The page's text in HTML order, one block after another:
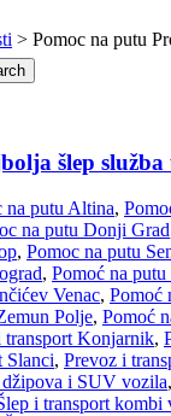
> Pomoc na putu
šlep
na putu Altina,
na putu Donji Grad
, Pomoc na putu
, Pomoć na
Venac, Pomoć
Polje, Pomoć
transport Konjarnik,
Slanci, Prevoz i
džipova i SUV vozila,
i transport kombi